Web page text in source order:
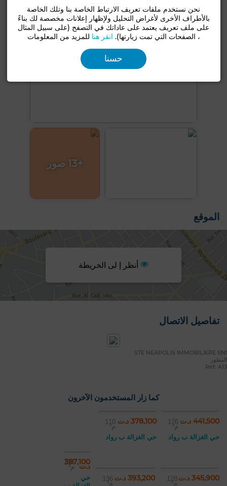
+13 صور
الموقع
أنظر إ لى الخريطة
تفاصيل الاتصال
STE NEAPOLIS IMMOBILIERE SNI
المطور
Réf: A13
كما زار المستخدمون الآخرون
441,500 د.ت 176
م²
حي الغزالة ب رواد
378,100 د.ت 110
م²
حي الغزالة ب رواد
345,900 د.ت 128
م²
393,200 د.ت 136
م²
387,100
د.ت 104
م²
حي
نحن نستخدم ملفات تعريف الارتباط الخاصة بنا وتلك الخاصة
بالأطراف الأخرى لأغراض التحليل ولإظهار إعلانات مخصصة لك بناءً
على ملف تعريف يعتمد على عاداتك في التصفح (على سبيل المثال
، الصفحات التي تمت زيارتها). انقر هنا للمزيد من المعلومات
حسنا